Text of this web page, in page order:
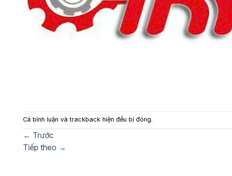
Cả bình luận và trackback hiện đều bị đóng.
← Trước
Tiếp theo →